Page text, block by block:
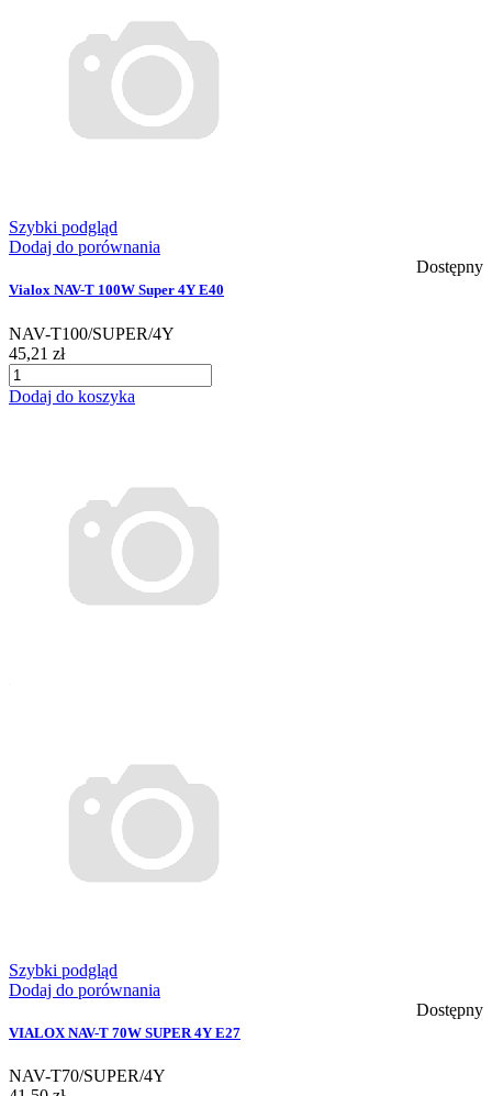
Szybki podgląd
Dodaj do porównania
Dostępny
Vialox NAV-T 100W Super 4Y E40
NAV-T100/SUPER/4Y
45,21 zł
Dodaj do koszyka
Szybki podgląd
Dodaj do porównania
Dostępny
VIALOX NAV-T 70W SUPER 4Y E27
NAV-T70/SUPER/4Y